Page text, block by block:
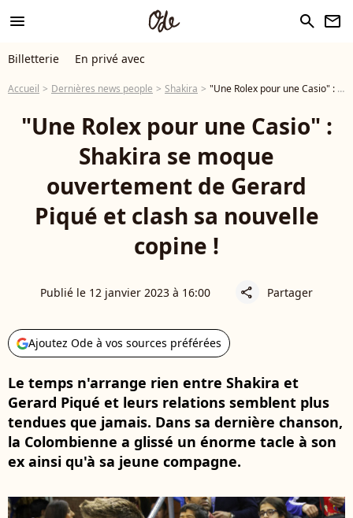
menu search newsletter
Billetterie En privé avec
Accueil Dernières news people Shakira "Une Rolex pour une Casio" : Shakira se moque ouvertement de Gerard Piqué et clash sa nouvelle copine !
"Une Rolex pour une Casio" :
Shakira se moque
ouvertement de Gerard
Piqué et clash sa nouvelle
copine !
Publié le 12 janvier 2023 à 16:00 share Partager
Ajoutez Ode à vos sources préférées
Le temps n'arrange rien entre Shakira et
Gerard Piqué et leurs relations semblent plus
tendues que jamais. Dans sa dernière chanson,
la Colombienne a glissé un énorme tacle à son
ex ainsi qu'à sa jeune compagne.